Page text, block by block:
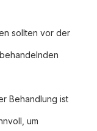
sollten vor der
Behandlung ist
um